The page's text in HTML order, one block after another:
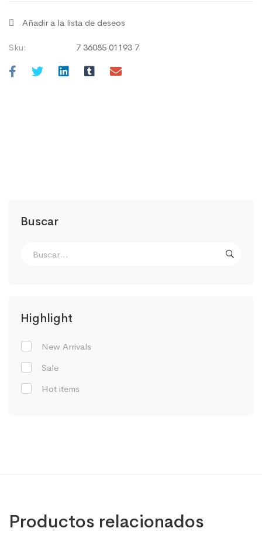
Buscar
Highlight
New Arrivals
Sale
Hot items
Añadir a la lista de deseos
Sku: 7 36085 01193 7
Productos relacionados